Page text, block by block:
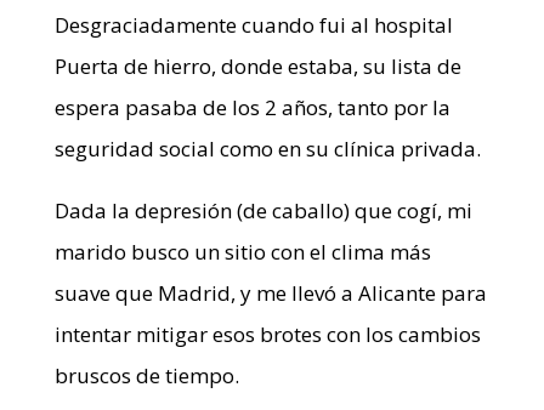
Desgraciadamente cuando fui al hospital
Puerta de hierro, donde estaba, su lista de
espera pasaba de los 2 años, tanto por la
seguridad social como en su clínica privada.
Dada la depresión (de caballo) que cogí, mi
marido busco un sitio con el clima más
suave que Madrid, y me llevó a Alicante para
intentar mitigar esos brotes con los cambios
bruscos de tiempo.